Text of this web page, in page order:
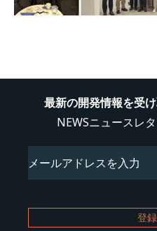
最新の開発情報を受
NEWSニュースレ
Email (必